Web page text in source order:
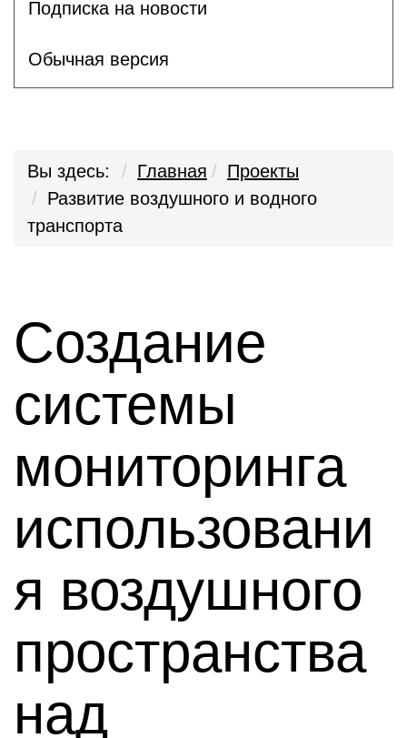
Подписка на новости
Обычная версия
Вы здесь: Главная
Проекты
Развитие воздушного и водного
транспорта
Cоздание
системы
мониторинга
использовани
я воздушного
пространства
над